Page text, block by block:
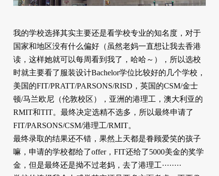
我的学校选择其实主要还是看学校专业的知名度，对于
国家和地区没有什么偏好（虽然老妈一直想让我去香港
读，这样她就可以每周看到我了，哈哈～），所以选校
时就主要看了服装设计Bachelor学位比较好的几个学校，
美国的FIT/PRATT/PARSONS/RISD，英国的CSM/金士
顿/马兰欧尼（伦敦校区），亚洲的港理工，澳大利亚的
RMIT和TIT。最终决定选精不选多，所以最终申请了
FIT/PARSONS/CSM/港理工/RMIT。
最终录取的结果还不错，果然上天都是眷顾爱笑的孩子
嘛，申请的学校都给了offer，FIT还给了5000美金的奖学
金，但是最终还是拗不过老妈，去了港理工········